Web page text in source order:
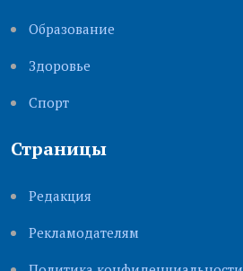
Образование
Здоровье
Cпорт
Страницы
Редакция
Рекламодателям